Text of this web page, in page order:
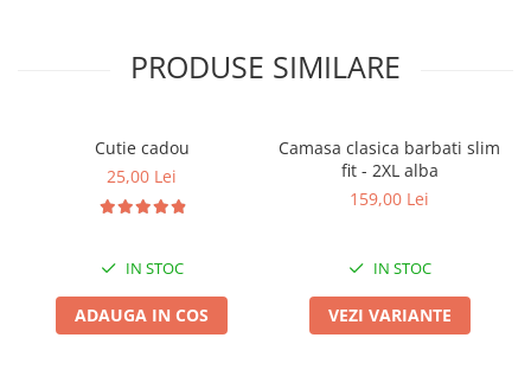
PRODUSE SIMILARE
Cutie cadou
25,00 Lei
IN STOC
ADAUGA IN COS
Camasa clasica barbati slim
fit - 2XL alba
159,00 Lei
IN STOC
VEZI VARIANTE